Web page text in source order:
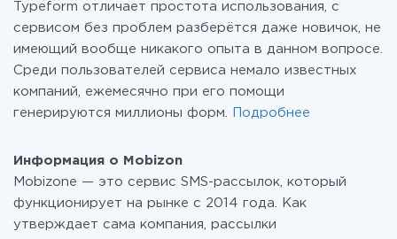
Typeform отличает простота использования, с
сервисом без проблем разберётся даже новичок, не
имеющий вообще никакого опыта в данном вопросе.
Среди пользователей сервиса немало известных
компаний, ежемесячно при его помощи
генерируются миллионы форм.
Подробнее
Информация о Mobizon
Mobizone — это сервис SMS-рассылок, который
функционирует на рынке с 2014 года. Как
утверждает сама компания, рассылки